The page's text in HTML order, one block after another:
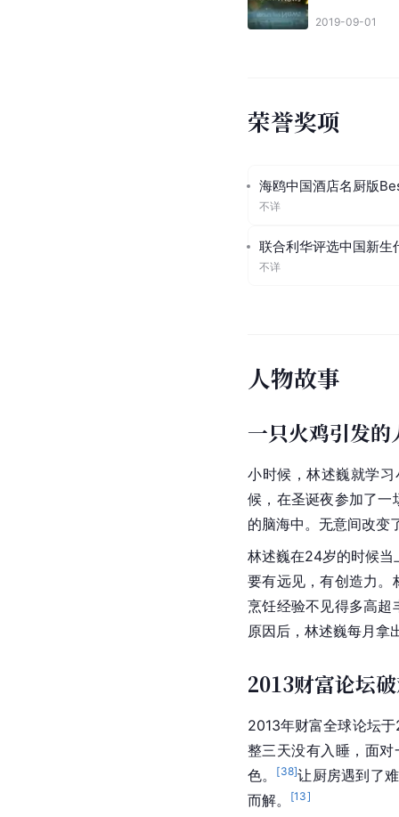
2019-09-01
荣誉奖项
海鸥中国酒店名厨版
不详
联合利华评选中国新
不详
人物故事
一只火鸡引发的
小时候，林述巍就学
候，在圣诞夜参加了一
的脑海中。无意间改变
林述巍在24岁的时候当
要有远见，有创造力。
烹饪经验不见得多高超
原因后，林述巍每月拿
2013财富论坛
2013年财富全球论坛
整三天没有入睡，面
色。
[38]让厨房遇到了
而解。
[13]